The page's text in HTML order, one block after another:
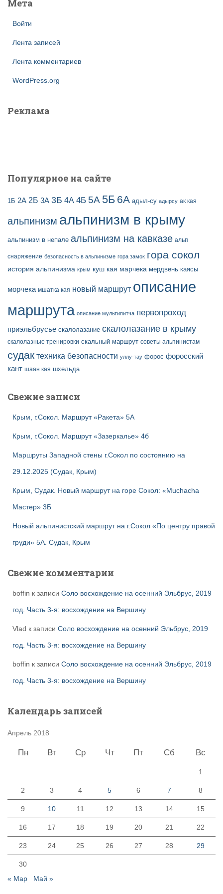
Мета
Войти
Лента записей
Лента комментариев
WordPress.org
Реклама
Популярное на сайте
1Б 2А 2Б 3А 3Б 4А 4Б 5А 5Б 6А адыл-су адырсу ак кая
альпинизм альпинизм в крыму
альпинизм в непале альпинизм на кавказе альп
снаряжение безопасность в альпинизме гора замок гора сокол
история альпинизма крым куш кая марчека мердвень каясы
морчека мшатка кая новый маршрут описание
маршрута описание мультипитча первопроход
приэльбрусье скалолазание скалолазание в крыму
скалолазные тренировки скальный маршрут советы альпинистам
судак техника безопасности уллу-тау форос форосский
кант шаан кая шхельда
Свежие записи
Крым, г.Сокол. Маршрут «Ракета» 5А
Крым, г.Сокол. Маршрут «Зазеркалье» 4б
Маршруты Западной стены г.Сокол по состоянию на
29.12.2025 (Судак, Крым)
Крым, Судак. Новый маршрут на горе Сокол: «Muchacha
Мастер» 3Б
Новый альпинистский маршрут на г.Сокол «По центру правой
груди» 5А. Судак, Крым
Свежие комментарии
boffin к записи Соло восхождение на осенний Эльбрус, 2019
год. Часть 3-я: восхождение на Вершину
Vlad к записи Соло восхождение на осенний Эльбрус, 2019
год. Часть 3-я: восхождение на Вершину
boffin к записи Соло восхождение на осенний Эльбрус, 2019
год. Часть 3-я: восхождение на Вершину
Календарь записей
Апрель 2018
Пн Вт Ср Чт Пт Сб Вс
1
2 3 4 5 6 7 8
9 10 11 12 13 14 15
16 17 18 19 20 21 22
23 24 25 26 27 28 29
30
« Мар
Май »